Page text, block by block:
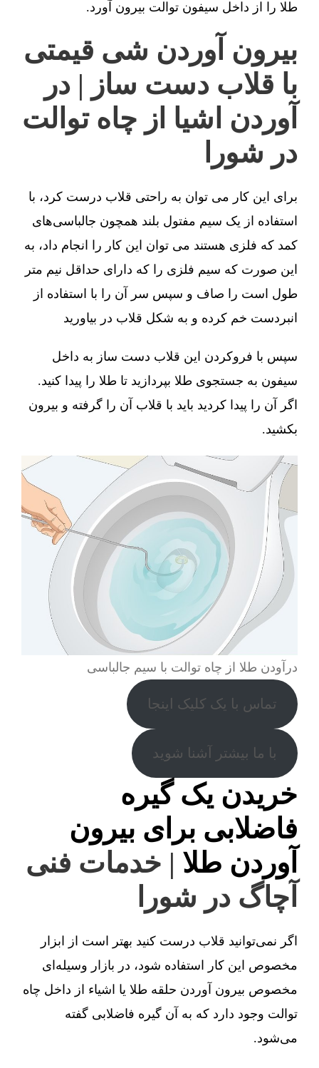
طلا را از داخل سیفون توالت بیرون آورد.
بیرون آوردن شی قیمتی
با قلاب دست ساز | در
آوردن اشیا از چاه توالت
در شورا
برای این کار می توان به راحتی قلاب درست کرد، با
استفاده از یک سیم مفتول بلند همچون جالباسی‌های
کمد که فلزی هستند می توان این کار را انجام داد، به
این صورت که سیم فلزی را که دارای حداقل نیم متر
طول است را صاف و سپس سر آن را با استفاده از
انبردست خم کرده و به شکل قلاب در بیاورید
سپس با فروکردن این قلاب دست ساز به داخل
سیفون به جستجوی طلا بپردازید تا طلا را پیدا کنید.
اگر آن را پیدا کردید باید با قلاب آن را گرفته و بیرون
بکشید.
درآودن طلا از چاه توالت با سیم جالباسی
تماس با یک کلیک اینجا
با ما بیشتر آشنا شوید
خریدن یک گیره
فاضلابی برای بیرون
آوردن طلا | خدمات فنی
آچاگ در شورا
اگر نمی‌توانید قلاب درست کنید بهتر است از ابزار
مخصوص این کار استفاده شود، در بازار وسیله‌ای
مخصوص بیرون آوردن حلقه طلا یا اشیاء از داخل چاه
توالت وجود دارد که به آن گیره فاضلابی گفته
می‌شود.